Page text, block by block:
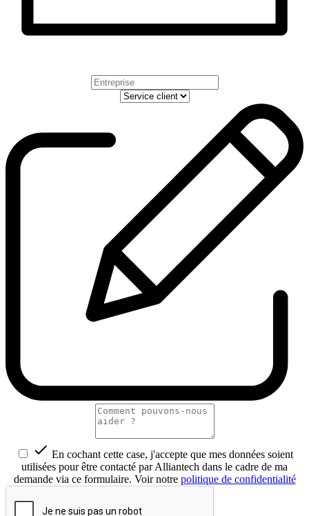
 En cochant cette case, j'accepte que mes données soient
utilisées pour être contacté par Alliantech dans le cadre de ma
demande via ce formulaire. Voir notre politique de confidentialité